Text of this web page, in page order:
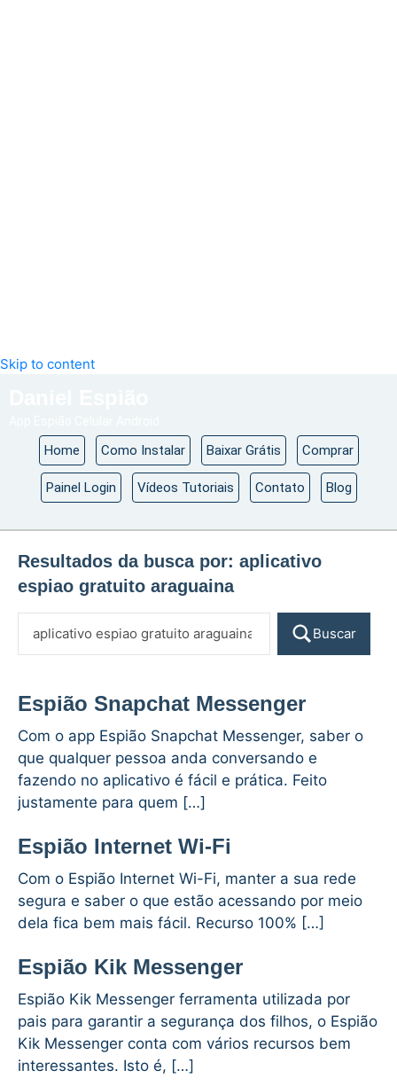
Skip to content
Home Como Instalar Baixar Grátis Comprar
Painel Login Vídeos Tutoriais Contato Blog
Resultados da busca por: aplicativo
espiao gratuito araguaina
Buscar
Espião Snapchat Messenger
Com o app Espião Snapchat Messenger, saber o
que qualquer pessoa anda conversando e
fazendo no aplicativo é fácil e prática. Feito
justamente para quem […]
Espião Internet Wi-Fi
Com o Espião Internet Wi-Fi, manter a sua rede
segura e saber o que estão acessando por meio
dela fica bem mais fácil. Recurso 100% […]
Espião Kik Messenger
Espião Kik Messenger ferramenta utilizada por
pais para garantir a segurança dos filhos, o Espião
Kik Messenger conta com vários recursos bem
interessantes. Isto é, […]